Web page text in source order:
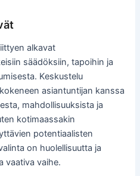
alkavat
säädöksiin, tapoihin ja
Keskustelu
asiantuntijan kanssa
mahdollisuuksista ja
kotimaassakin
potentiaalisten
on huolellisuutta ja
vaativa vaihe.